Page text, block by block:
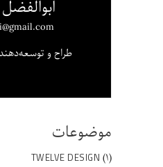
طراح و
موضوعات
TWELVE DESIGN (۱)